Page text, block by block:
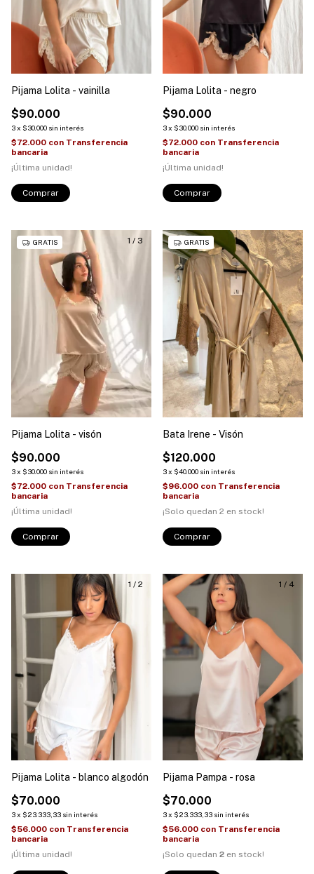
Pijama Lolita - vainilla
$90.000
3x $30.000 sin interés
$72.000 con Transferencia
bancaria
¡Última unidad!
Comprar
Pijama Lolita - negro
$90.000
3x $30.000 sin interés
$72.000 con Transferencia
bancaria
¡Última unidad!
Comprar
1 / 3
GRATIS
Pijama Lolita - visón
$90.000
3x $30.000 sin interés
$72.000 con Transferencia
bancaria
¡Última unidad!
Comprar
GRATIS
Bata Irene - Visón
$120.000
3x $40.000 sin interés
$96.000 con Transferencia
bancaria
¡Solo quedan 2 en stock!
1 / 2
Pijama Lolita - blanco algodón
$70.000
3x $23.333,33 sin interés
$56.000 con Transferencia
bancaria
¡Última unidad!
1 / 4
Pijama Pampa - rosa
$70.000
3x $23.333,33 sin interés
$56.000 con Transferencia
bancaria
¡Solo quedan 2 en stock!